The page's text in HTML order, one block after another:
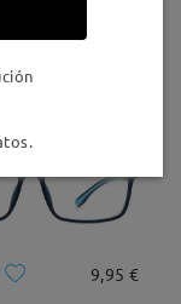
sino blanco
La
12,95 €
9,95 €